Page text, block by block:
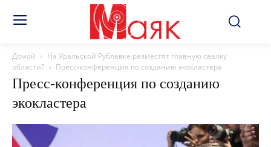
Домой
На Уральской Рублевке разместят главную свалку
области?
Пресс-конференция по созданию экокластера
Пресс-конференция по созданию
экокластера